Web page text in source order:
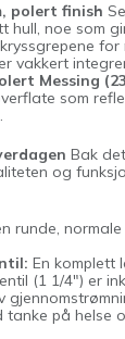
polert finish
hull, noe som
vakkert
Messing
som
Bak
og
runde,
En komplett
(1 1/4") er
tanke på helse